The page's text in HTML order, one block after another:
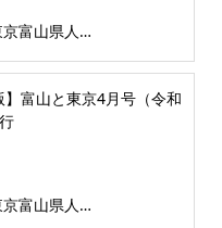
東京富山県人会連合会
】富山と東京4月号（令和
東京富山県人会連合会